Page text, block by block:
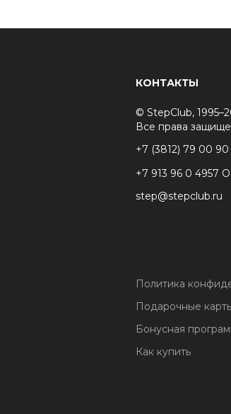
КОНТАКТЫ
© StepClub,
Все права
+7 (3812) 79 00 90
+7 913 96 0 4957
step@stepclub.ru
Политика
Подарочные
Бонусная
Как купить